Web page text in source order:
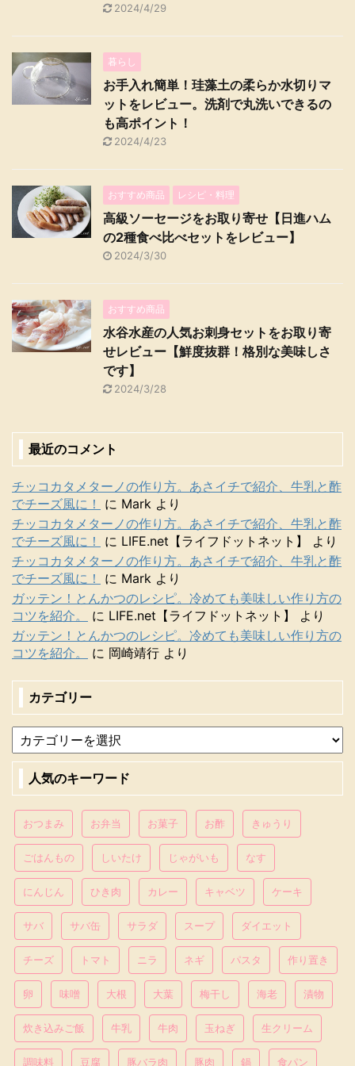
2024/4/29
暮らし
お手入れ簡単！珪藻土の柔らか水切りマ
ットをレビュー。洗剤で丸洗いできるの
も高ポイント！
2024/4/23
おすすめ商品 レシピ・料理
高級ソーセージをお取り寄せ【日進ハム
の2種食べ比べセットをレビュー】
2024/3/30
おすすめ商品
水谷水産の人気お刺身セットをお取り寄
せレビュー【鮮度抜群！格別な美味しさ
です】
2024/3/28
最近のコメント
チッコカタメターノの作り方。あさイチで紹介、牛乳と酢
でチーズ風に！
に Mark より
チッコカタメターノの作り方。あさイチで紹介、牛乳と酢
でチーズ風に！
に LIFE.net【ライフドットネット】
より
チッコカタメターノの作り方。あさイチで紹介、牛乳と酢
でチーズ風に！
に Mark より
ガッテン！とんかつのレシピ。冷めても美味しい作り方の
コツを紹介。
に LIFE.net【ライフドットネット】
より
ガッテン！とんかつのレシピ。冷めても美味しい作り方の
コツを紹介。
に 岡崎靖行 より
カテゴリー
人気のキーワード
おつまみ お弁当 お菓子 お酢 きゅうり
ごはんもの しいたけ じゃがいも なす
にんじん ひき肉 カレー キャベツ ケーキ
サバ サバ缶 サラダ スープ ダイエット
チーズ トマト ニラ ネギ パスタ 作り置き
卵 味噌 大根 大葉 梅干し 海老 漬物
炊き込みご飯 牛乳 牛肉 玉ねぎ 生クリーム
調味料 豆腐 豚バラ肉 豚肉 鍋 食パン